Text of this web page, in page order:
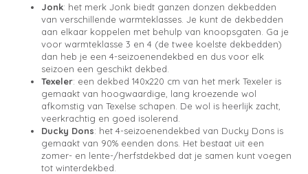
Jonk: het merk Jonk biedt ganzen donzen dekbedden
van verschillende warmteklasses. Je kunt de dekbedden
aan elkaar koppelen met behulp van knoopsgaten. Ga je
voor warmteklasse 3 en 4 (de twee koelste dekbedden)
dan heb je een 4-seizoenendekbed en dus voor elk
seizoen een geschikt dekbed.
Texeler: een dekbed 140x220 cm van het merk Texeler is
gemaakt van hoogwaardige, lang kroezende wol
afkomstig van Texelse schapen. De wol is heerlijk zacht,
veerkrachtig en goed isolerend.
Ducky Dons: het 4-seizoenendekbed van Ducky Dons is
gemaakt van 90% eenden dons. Het bestaat uit een
zomer- en lente-/herfstdekbed dat je samen kunt voegen
tot winterdekbed.